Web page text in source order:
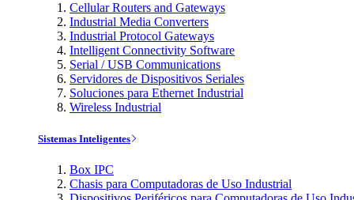
Cellular Routers and Gateways
Industrial Media Converters
Industrial Protocol Gateways
Intelligent Connectivity Software
Serial / USB Communications
Servidores de Dispositivos Seriales
Soluciones para Ethernet Industrial
Wireless Industrial
Sistemas Inteligentes
Box IPC
Chasis para Computadoras de Uso Industrial